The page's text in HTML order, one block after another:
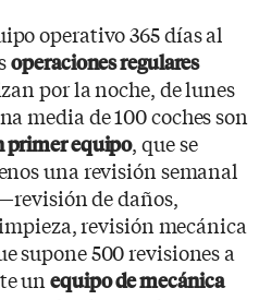
operativo 365 días al
operaciones regulares
por la noche, de lunes
media de 100 coches son
primer equipo, que se
una revisión semanal
de daños,
revisión mecánica
supone 500 revisiones a
unequipo de mecánica